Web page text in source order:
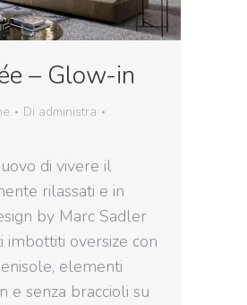
– Glow-in
Di administra
di vivere il
rilassati e in
by Marc Sadler
oversize con
elementi
e senza braccioli su